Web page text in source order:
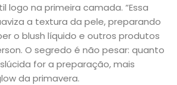
logo na primeira camada. “Essa
a textura da pele, preparando
o blush líquido e outros produtos
O segredo é não pesar: quanto
for a preparação, mais
da primavera.